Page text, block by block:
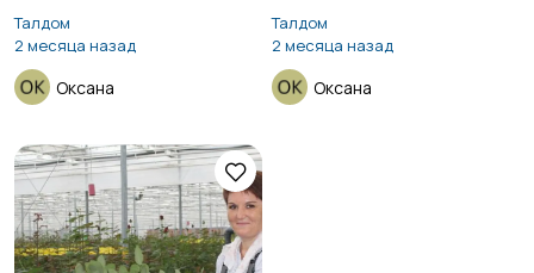
белую,Талдом
Талдом
2 месяца назад
Оксана
белую, Талдом
Талдом
2 месяца назад
Оксана